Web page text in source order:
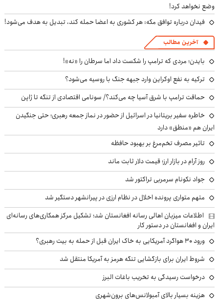
وضع نخواهد کرد!
فیدان درباره توافق مکه: هر کشوری به اعضا حمله کند، تبدیل به هدف می‌شود!
آخرین مطالب
بایدن؛ مردی که ترامپ را شکست داد اما سرطان را «نه»!
ترکیه به نفع اوکراین وارد جبهه جنگ با روسیه می‌شود؟
حماقت ترامپ با شرق آسیا چه می‌کند؟/ سونامی اقتصادی از تنگه تا ژاپن
خاطره سفیر بریتانیا در اسرائیل از حضور در نماز جمعه رهبری؛ حتی جنگیدن
ایران هم «منطق» دارد
تاثیر مصرف تخم‌مرغ بر بهبود حافظه
روز آرام در بازار ارز؛ قیمت دلار ثابت ماند
جواد نکونام سرمربی تراکتور شد
متهم متواری پرونده اخلال در نظام ارزی در پیرانشهر دستگیر شد
اطلاعات میزبان اهالی رسانه افغانستان شد؛ تشکیل مرکز همکاری‌های رسانه‌ای
ایران و افغانستان در دستور کار
ورود ۳۰ هواگرد آمریکایی به خاک ایران قبل از حمله به بیت رهبری؟
شروط ایران برای بازگشایی تنگه هرمز به آمریکا منتقل شد
درخواست رسیدگی به تخریب باغات البرز
هزینه بسیار بالای آمبولانس‌های برون‌شهری